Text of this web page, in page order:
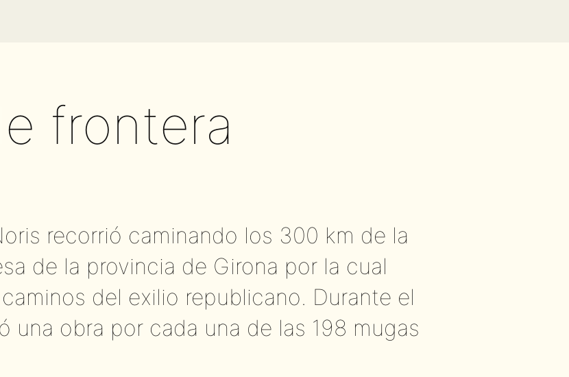
frontera
recorrió caminando los 300 km de la
de la provincia de Girona por la cual
del exilio republicano. Durante el
una obra por cada una de las 198 mugas